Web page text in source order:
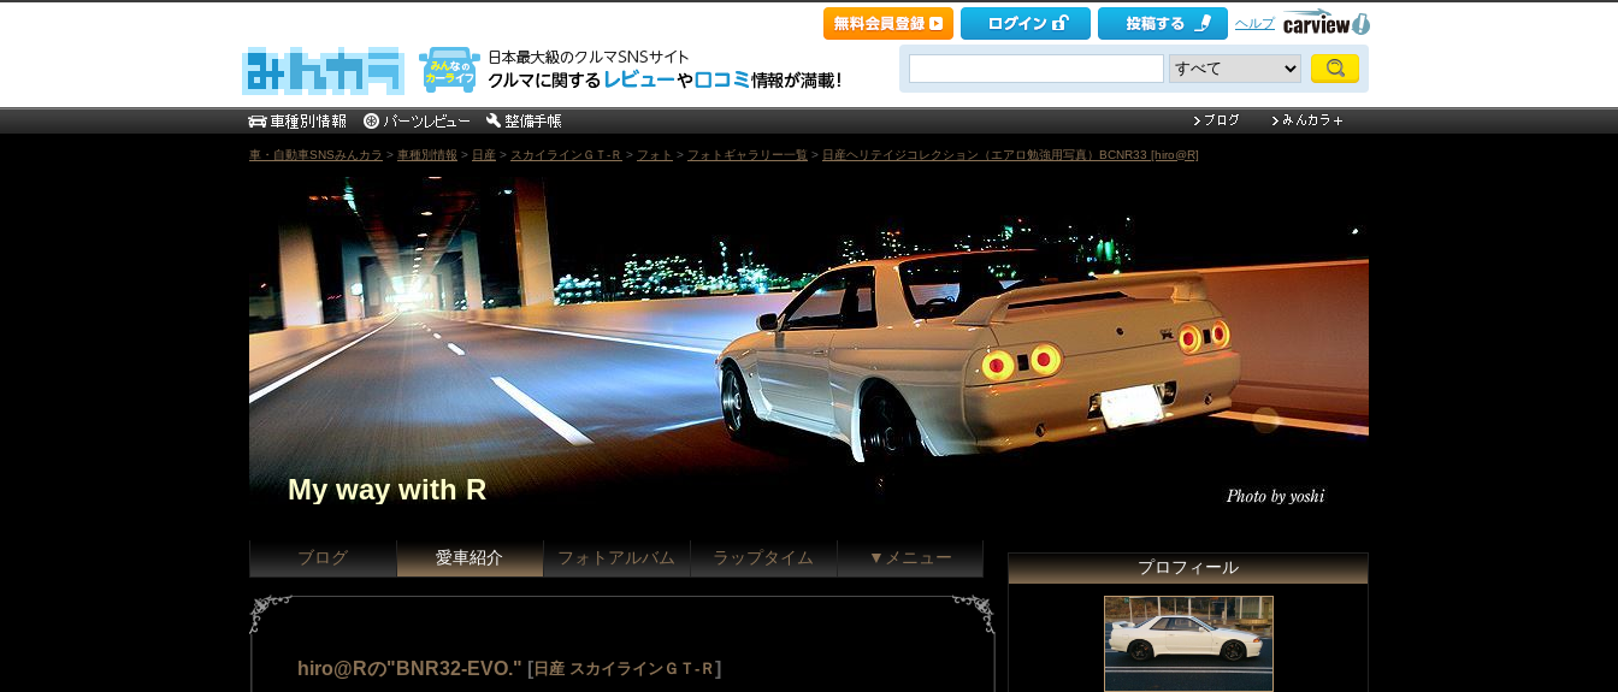
ヘルプ
車・自動車SNSみんカラ > 車種別情報 > 日産 > スカイラインＧＴ‐Ｒ > フォト > フォトギャラリー一覧 > 日産ヘリテイジコレクション（エアロ勉強用写真）BCNR33 [hiro@R]
My way with R
ブログ 愛車紹介 フォトアルバム ラップタイム ▼メニュー
hiro@Rの"BNR32-EVO." [ 日産 スカイラインＧＴ‐Ｒ ]
プロフィール